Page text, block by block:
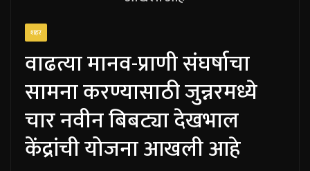
शहर
वाढत्या मानव-प्राणी संघर्षाचा
सामना करण्यासाठी जुन्नरमध्ये
चार नवीन बिबट्या देखभाल
केंद्रांची योजना आखली आहे